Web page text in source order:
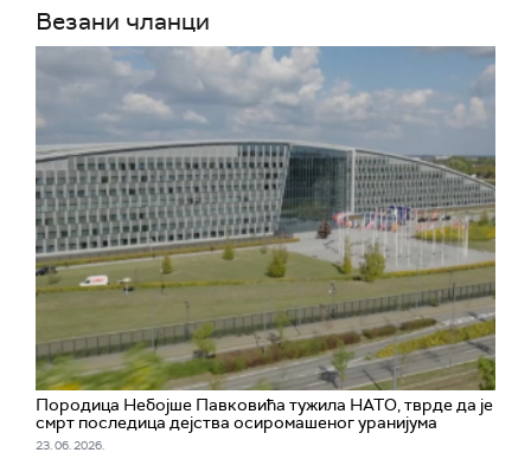
Везани чланци
Породица Небојше Павковића тужила НАТО, тврде да је
смрт последица дејства осиромашеног уранијума
23. 06. 2026.